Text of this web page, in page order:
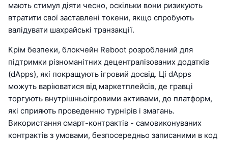
мають стимул діяти чесно, оскільки вони ризикують
втратити свої заставлені токени, якщо спробують
валідувати шахрайські транзакції.
Крім безпеки, блокчейн Reboot розроблений для
підтримки різноманітних децентралізованих додатків
(dApps), які покращують ігровий досвід. Ці dApps
можуть варіюватися від маркетплейсів, де гравці
торгують внутрішньоігровими активами, до платформ,
які сприяють проведенню турнірів і змагань.
Використання смарт-контрактів - самовиконуваних
контрактів з умовами, безпосередньо записаними в код